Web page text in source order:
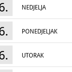
NEDJELJA
PONEDJELJAK
UTORAK